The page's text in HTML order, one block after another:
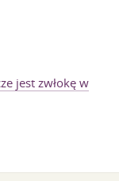
jest zwłokę w